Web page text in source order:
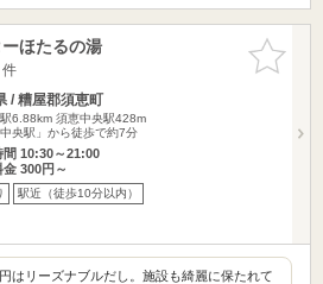
お気に入
りに追加
ほたるの湯
/ 糟屋郡須恵町
6.88km 須恵中央駅428m
中央駅」から徒歩で約7分
間 10:30～21:00
金 300円～
駅近（徒歩10分以内）
はリーズナブルだし。施設も綺麗に保たれて